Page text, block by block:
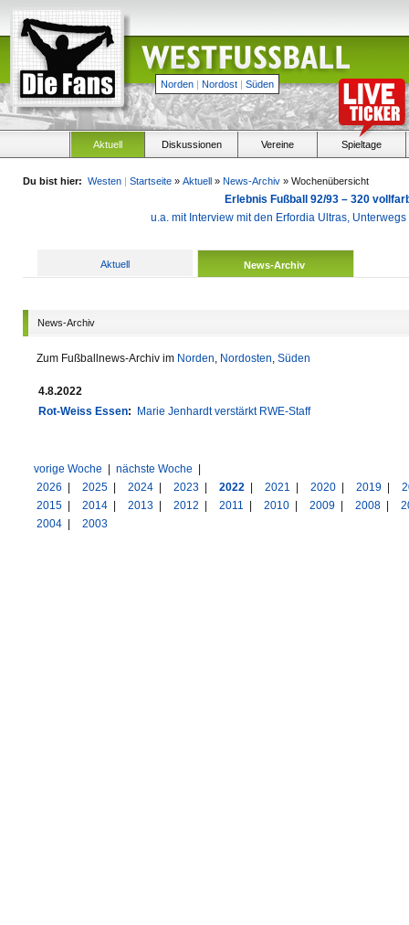
Norden | Nordost | Süden
Aktuell Diskussionen Vereine Spieltage
Du bist hier: Westen | Startseite » Aktuell » News-Archiv » Wochenübersicht
Erlebnis Fußball 92/93 – 320
u.a. mit Interview mit den Erfordia Ultras,
Aktuell News-Archiv
News-Archiv
Zum Fußballnews-Archiv im Norden, Nordosten, Süden
4.8.2022
Rot-Weiss Essen: Marie Jenhardt verstärkt RWE-Staff
vorige Woche nächste Woche
2026
2025 2024 2023 2022 2021 2020 2019
2015
2014 2013 2012 2011 2010 2009 2008
2004
2003